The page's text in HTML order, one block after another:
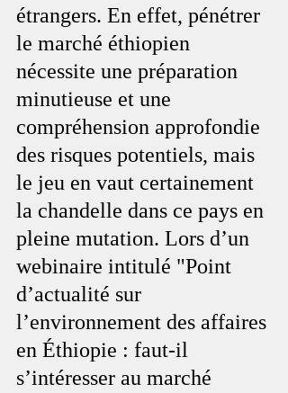
étrangers. En effet, pénétrer
le marché éthiopien
nécessite une préparation
minutieuse et une
compréhension approfondie
des risques potentiels, mais
le jeu en vaut certainement
la chandelle dans ce pays en
pleine mutation. Lors d’un
webinaire intitulé "Point
d’actualité sur
l’environnement des affaires
en Éthiopie : faut-il
s’intéresser au marché